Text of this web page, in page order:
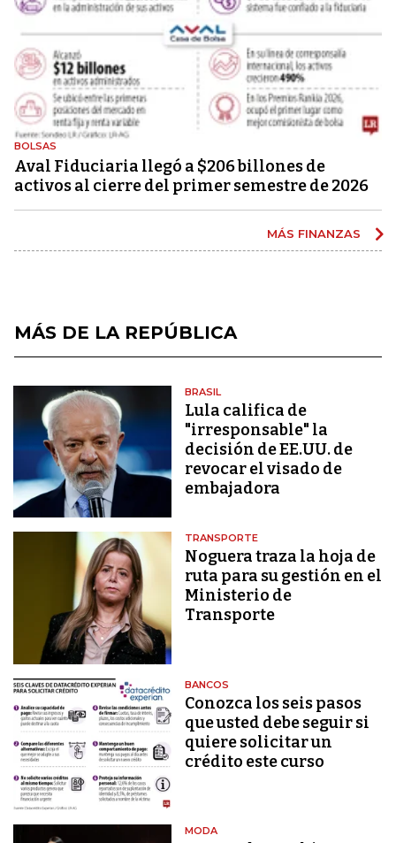
BOLSAS
Aval Fiduciaria llegó a $206 billones de
activos al cierre del primer semestre de 2026
MÁS FINANZAS
MÁS DE LA REPÚBLICA
BRASIL
Lula califica de
"irresponsable" la
decisión de EE.UU. de
revocar el visado de
embajadora
TRANSPORTE
Noguera traza la hoja de
ruta para su gestión en el
Ministerio de
Transporte
BANCOS
Conozca los seis pasos
que usted debe seguir si
quiere solicitar un
crédito este curso
MODA